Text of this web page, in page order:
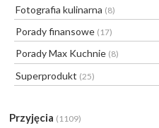
Fotografia kulinarna (8)
Porady finansowe (17)
Porady Max Kuchnie (8)
Superprodukt (25)
Przyjęcia (1109)